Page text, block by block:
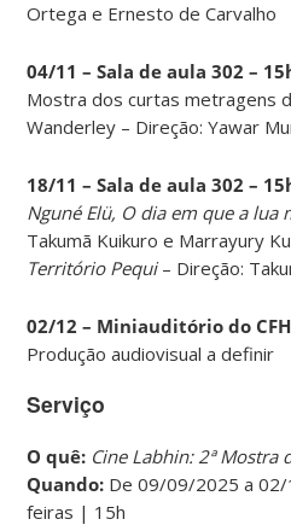
Ortega e Ernesto de Carvalho
04/11 – Sala de aula 302 –
Mostra dos curtas metragens
Wanderley – Direção: Yawar
18/11 – Sala de aula 302 –
Nguné Elü, O dia em que a lua
Takumã Kuikuro e Marrayury
Território Pequi– Direção:
02/12 – Miniauditório do
Produção audiovisual a definir
Serviço
O quê: Cine Labhin: 2ª Mostra
Quando: De 09/09/2025 a
feiras | 15h